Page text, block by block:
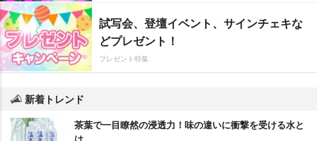
試写会、登壇イベント、サインチェキな
どプレゼント！
プレゼント特集
新着トレンド
茶葉で一目瞭然の浸透力！味の違いに衝撃を受ける水と
は